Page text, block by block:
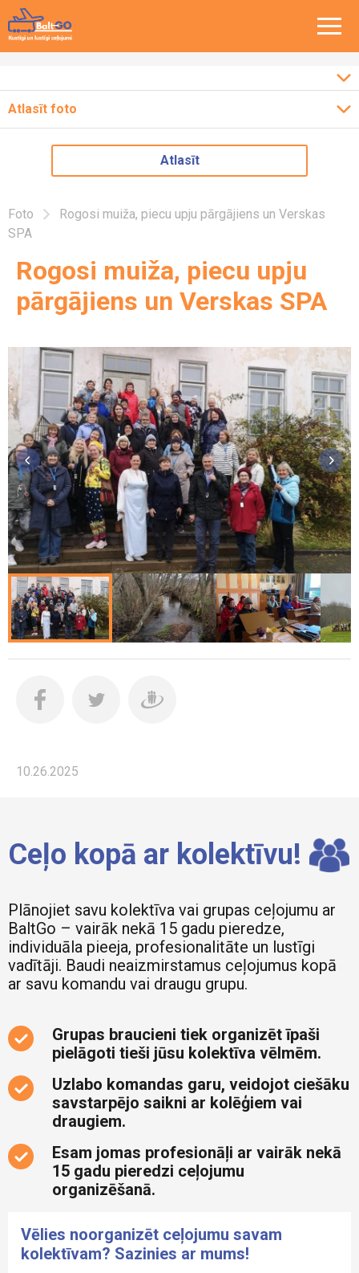
Ceļojumi pa Baltiju
Ceļojumi pa Latviju
Atlasīt foto
2023
2018
Atlasīt
Foto
Rogosi muiža, piecu upju pārgājiens un Verskas
SPA
Rogosi muiža, piecu upju
pārgājiens un Verskas SPA
10.26.2025
Ceļo kopā ar kolektīvu!
Plānojiet savu kolektīva vai grupas ceļojumu ar
BaltGo – vairāk nekā 15 gadu pieredze,
individuāla pieeja, profesionalitāte un lustīgi
vadītāji. Baudi neaizmirstamus ceļojumus kopā
ar savu komandu vai draugu grupu.
Grupas braucieni tiek organizēt īpaši
pielāgoti tieši jūsu kolektīva vēlmēm.
Uzlabo komandas garu, veidojot ciešāku
savstarpējo saikni ar kolēģiem vai
draugiem.
Esam jomas profesionāļi ar vairāk nekā
15 gadu pieredzi ceļojumu
organizēšanā.
Vēlies noorganizēt ceļojumu savam
kolektīvam? Sazinies ar mums!